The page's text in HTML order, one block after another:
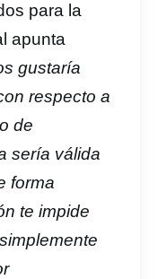
para la
apunta
gustaría
respecto a
de
sería válida
forma
te impide